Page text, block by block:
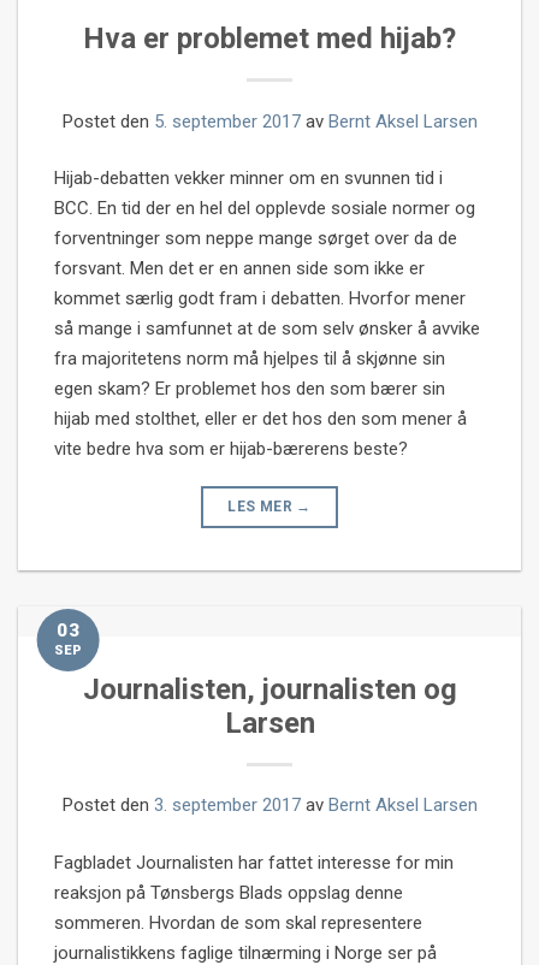
Hva er problemet med hijab?
Postet den 5. september 2017av Bernt Aksel Larsen
Hijab-debatten vekker minner om en svunnen tid i
BCC. En tid der en hel del opplevde sosiale normer og
forventninger som neppe mange sørget over da de
forsvant. Men det er en annen side som ikke er
kommet særlig godt fram i debatten. Hvorfor mener
så mange i samfunnet at de som selv ønsker å avvike
fra majoritetens norm må hjelpes til å skjønne sin
egen skam? Er problemet hos den som bærer sin
hijab med stolthet, eller er det hos den som mener å
vite bedre hva som er hijab-bærerens beste?
LES MER →
03
SEP
Journalisten, journalisten og
Larsen
Postet den 3. september 2017av Bernt Aksel Larsen
Fagbladet Journalisten har fattet interesse for min
reaksjon på Tønsbergs Blads oppslag denne
sommeren. Hvordan de som skal representere
journalistikkens faglige tilnærming i Norge ser på